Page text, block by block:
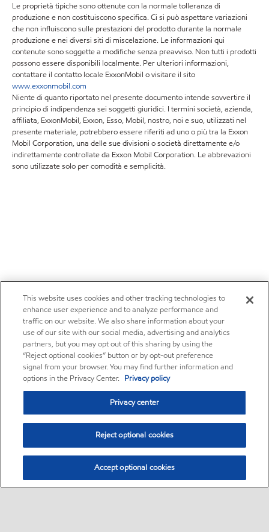
Le proprietà tipiche sono ottenute con la normale tolleranza di
produzione e non costituiscono specifica. Ci si può aspettare variazioni
che non influiscono sulle prestazioni del prodotto durante la normale
produzione e nei diversi siti di miscelazione. Le informazioni qui
contenute sono soggette a modifiche senza preavviso. Non tutti i prodotti
possono essere disponibili localmente. Per ulteriori informazioni,
contattare il contatto locale ExxonMobil o visitare il sito
www.exxonmobil.com
Niente di quanto riportato nel presente documento intende sovvertire il
principio di indipendenza sei soggetti giuridici. I termini società, azienda,
affiliata, ExxonMobil, Exxon, Esso, Mobil, nostro, noi e suo, utilizzati nel
presente materiale, potrebbero essere riferiti ad uno o più tra la Exxon
Mobil Corporation, una delle sue divisioni o società direttamente e/o
indirettamente controllate da Exxon Mobil Corporation. Le abbrevazioni
sono utilizzate solo per comodità e semplicità.
This website uses cookies and other tracking technologies to
enhance user experience and to analyze performance and
traffic on our website. We also share information about your
use of our site with our social media, advertising and analytics
partners, but you may opt out of this sharing by using the
“Reject optional cookies” button or by opt-out preference
signal from your browser. You may find further information and
options in the Privacy Center. Privacy policy
Privacy center
Reject optional cookies
Accept optional cookies